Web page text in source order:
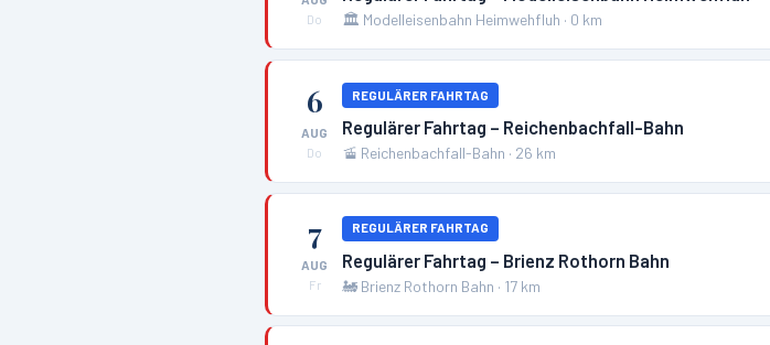
Do
🏛️ Modelleisenbahn Heimwehfluh · 0 km
6
AUG
Do
REGULÄRER FAHRTAG
Regulärer Fahrtag – Reichenbachfall-Bahn
🚡 Reichenbachfall-Bahn · 26 km
7
AUG
Fr
REGULÄRER FAHRTAG
Regulärer Fahrtag – Brienz Rothorn Bahn
🚂 Brienz Rothorn Bahn · 17 km